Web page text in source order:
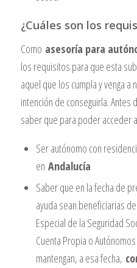
¿Cuáles son los
Como asesoría para
los requisitos para que esta
aquel que los cumpla y venga a
intención de conseguirla.
saber que para poder acceder
Ser autónomo con
en Andalucía
Saber que en la fecha de
ayuda sean beneficiarias
Especial de la Seguridad
Cuenta Propia o Autónomos
mantengan, a esa fecha,